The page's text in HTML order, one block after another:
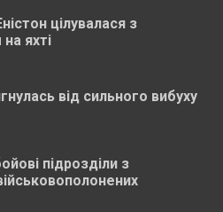
цілувалася з
яхті
від сильного вибуху
підрозділи з